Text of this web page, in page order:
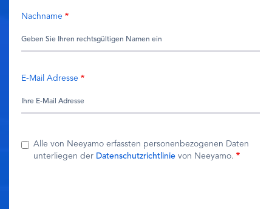
Nachname
E-Mail Adresse
Alle von Neeyamo erfassten personenbezogenen Daten
unterliegen der Datenschutzrichtlinie von Neeyamo.